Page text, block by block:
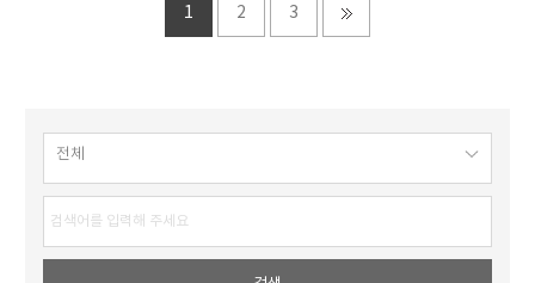
1 2 3